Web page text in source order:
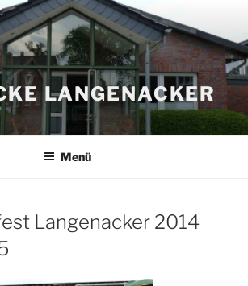
LANGENACKER
Menü
Langenacker 2014